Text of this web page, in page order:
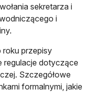
sekretarza i
i
przepisy
regulacje dotyczące
Szczegółowe
formalnymi, jakie